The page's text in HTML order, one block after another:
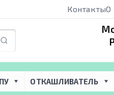
КонтактыО
ОТКАШЛИВАТЕЛЬ